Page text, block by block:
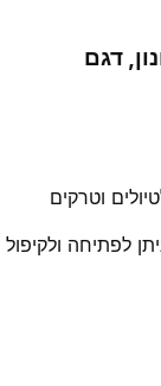
וטרקים
לפתיחה ולקיפול